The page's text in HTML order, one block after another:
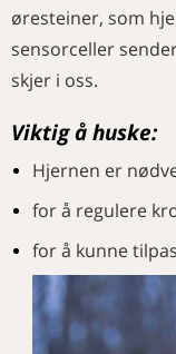
øresteiner, som
sensorceller
skjer i oss.
Viktig å huske:
Hjernen er
for å regulere
for å kunne